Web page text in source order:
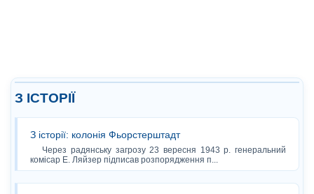
З ІСТОРІЇ
З історії: колонія Фьорстерштадт
Через радянську загрозу 23 вересня 1943 р. генеральний
комісар Е. Ляйзер підписав розпорядження п...